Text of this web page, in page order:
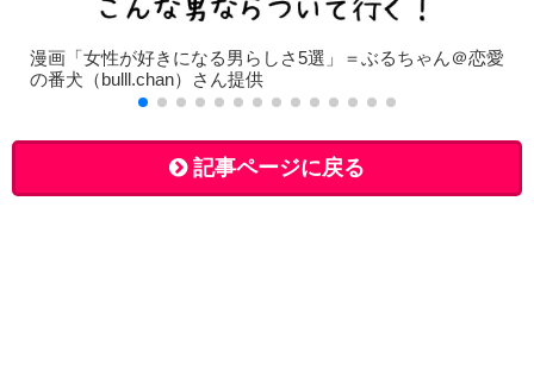
漫画「女性が好きになる男らしさ5選」＝ぶるちゃん＠恋愛
の番犬（bulll.chan）さん提供
記事ページに戻る